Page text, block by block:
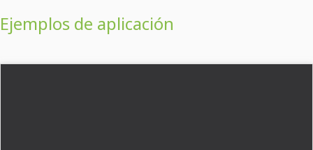
Ejemplos de aplicación